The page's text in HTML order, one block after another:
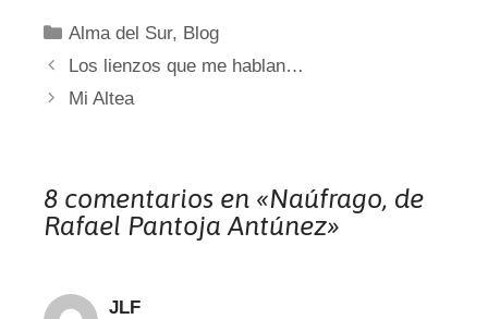
Categorías
Alma del Sur, Blog
Los lienzos que me hablan…
Mi Altea
8 comentarios en «Naúfrago, de
Rafael Pantoja Antúnez»
JLF